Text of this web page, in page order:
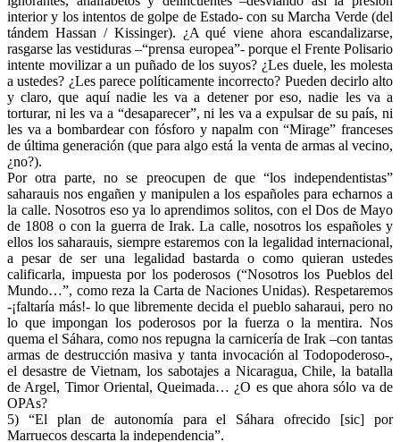
interior y los intentos de golpe de Estado- con su Marcha Verde (del
tándem Hassan / Kissinger). ¿A qué viene ahora escandalizarse,
rasgarse las vestiduras –“prensa europea”- porque el Frente Polisario
intente movilizar a un puñado de los suyos? ¿Les duele, les molesta
a ustedes? ¿Les parece políticamente incorrecto? Pueden decirlo alto
y claro, que aquí nadie les va a detener por eso, nadie les va a
torturar, ni les va a “desaparecer”, ni les va a expulsar de su país, ni
les va a bombardear con fósforo y napalm con “Mirage” franceses
de última generación (que para algo está la venta de armas al vecino,
¿no?).
Por otra parte, no se preocupen de que “los independentistas”
saharauis nos engañen y manipulen a los españoles para echarnos a
la calle. Nosotros eso ya lo aprendimos solitos, con el Dos de Mayo
de 1808 o con la guerra de Irak. La calle, nosotros los españoles y
ellos los saharauis, siempre estaremos con la legalidad internacional,
a pesar de ser una legalidad bastarda o como quieran ustedes
calificarla, impuesta por los poderosos (“Nosotros los Pueblos del
Mundo…”, como reza la Carta de Naciones Unidas). Respetaremos
-¡faltaría más!- lo que libremente decida el pueblo saharaui, pero no
lo que impongan los poderosos por la fuerza o la mentira. Nos
quema el Sáhara, como nos repugna la carnicería de Irak –con tantas
armas de destrucción masiva y tanta invocación al Todopoderoso-,
el desastre de Vietnam, los sabotajes a Nicaragua, Chile, la batalla
de Argel, Timor Oriental, Queimada… ¿O es que ahora sólo va de
OPAs?
5) “El plan de autonomía para el Sáhara ofrecido [sic] por
Marruecos descarta la independencia”.